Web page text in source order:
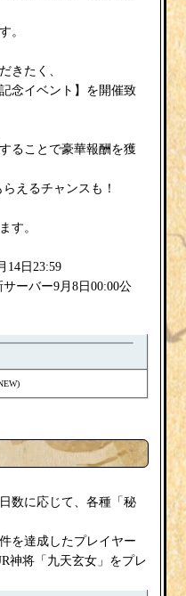
。
きたく、
念イベント】を開催致
ることで豪華報酬を獲
えるチャンスも！
す。
14日23:59
ーバー9月8日00:00公
数に応じて、各種「秘
を達成したプレイヤー
神将「九天玄女」をプレ